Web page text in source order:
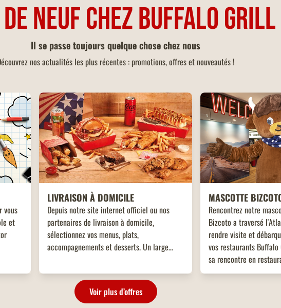
NEUF CHEZ BUFFALO GRILL
Il se passe toujours quelque chose chez nous
nos actualités les plus récentes : promotions, offres et nouveautés !
vous
et
LIVRAISON À DOMICILE
Depuis notre site internet officiel ou nos
partenaires de livraison à domicile,
sélectionnez vos menus, plats,
accompagnements et desserts. Un large
les envies !
MASCOTTE
Rencontrez notre
Bizcoto a traversé
rendre visite et
vos restaurants
sa rencontre en
enfants une
Voir plus d’offres